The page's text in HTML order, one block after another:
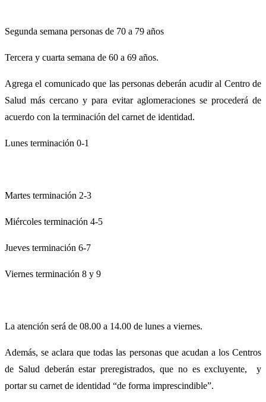
Segunda semana personas de 70 a 79 años
Tercera y cuarta semana de 60 a 69 años.
Agrega el comunicado que las personas deberán acudir al Centro de
Salud más cercano y para evitar aglomeraciones se procederá de
acuerdo con la terminación del carnet de identidad.
Lunes terminación 0-1
Martes terminación 2-3
Miércoles terminación 4-5
Jueves terminación 6-7
Viernes terminación 8 y 9
La atención será de 08.00 a 14.00 de lunes a viernes.
Además, se aclara que todas las personas que acudan a los Centros
de Salud deberán estar preregistrados, que no es excluyente, y
portar su carnet de identidad “de forma imprescindible”.